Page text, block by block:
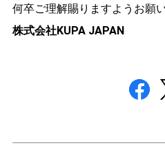
何卒ご理解賜りますようお願
株式会社KUPA JAPAN